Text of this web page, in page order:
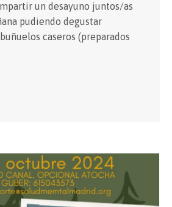
un desayuno juntos/as
pudiendo degustar
caseros (preparados